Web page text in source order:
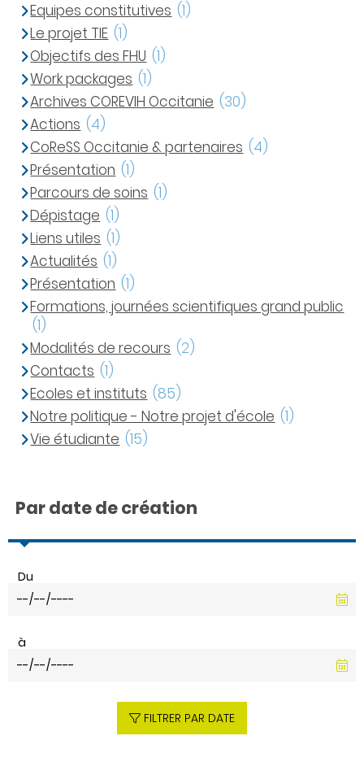
Equipes constitutives (1)
Le projet TIE (1)
Objectifs des FHU (1)
Work packages (1)
Archives COREVIH Occitanie (30)
Actions (4)
CoReSS Occitanie & partenaires (4)
Présentation (1)
Parcours de soins (1)
Dépistage (1)
Liens utiles (1)
Actualités (1)
Présentation (1)
Formations, journées scientifiques grand public
(1)
Modalités de recours (2)
Contacts (1)
Ecoles et instituts (85)
Notre politique - Notre projet d'école (1)
Vie étudiante (15)
Par date de création
Du
à
FILTRER PAR DATE